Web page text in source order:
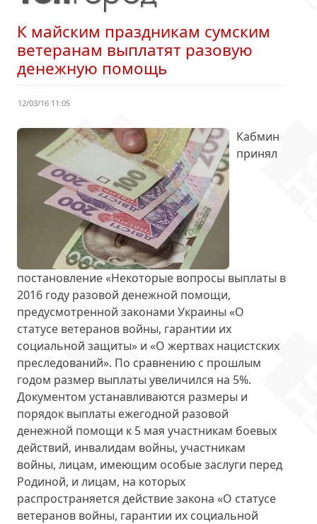
К майским праздникам сумским
ветеранам выплатят разовую
денежную помощь
12/03/16 11:05
Кабмин
принял
постановление «Некоторые вопросы выплаты в
2016 году разовой денежной помощи,
предусмотренной законами Украины «О
статусе ветеранов войны, гарантии их
социальной защиты» и «О жертвах нацистских
преследований». По сравнению с прошлым
годом размер выплатыувеличился на 5%.
Документом устанавливаются размеры и
порядок выплаты ежегодной разовой
денежной помощи к 5 мая участникам боевых
действий, инвалидам войны, участникам
войны, лицам, имеющим особые заслуги перед
Родиной, и лицам, на которых
распространяется действие закона «О статусе
ветеранов войны, гарантии их социальной